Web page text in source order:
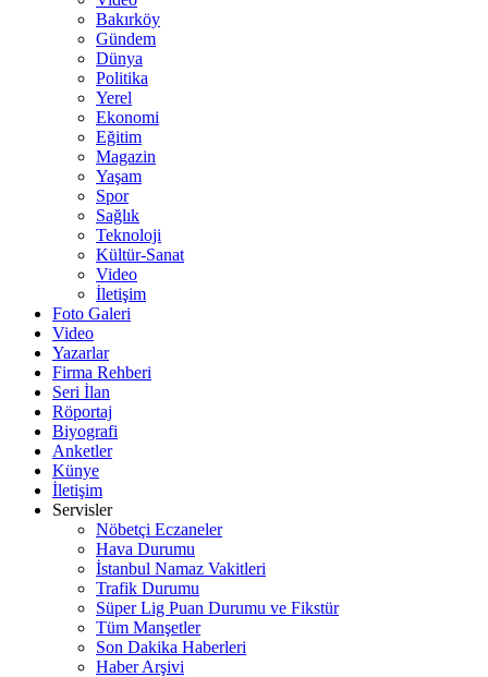
Bakırköy
Gündem
Dünya
Politika
Yerel
Ekonomi
Eğitim
Magazin
Yaşam
Spor
Sağlık
Teknoloji
Kültür-Sanat
Video
İletişim
Foto Galeri
Video
Yazarlar
Firma Rehberi
Seri İlan
Röportaj
Biyografi
Anketler
Künye
İletişim
Servisler
Nöbetçi Eczaneler
Hava Durumu
İstanbul Namaz Vakitleri
Trafik Durumu
Süper Lig Puan Durumu ve Fikstür
Tüm Manşetler
Son Dakika Haberleri
Haber Arşivi